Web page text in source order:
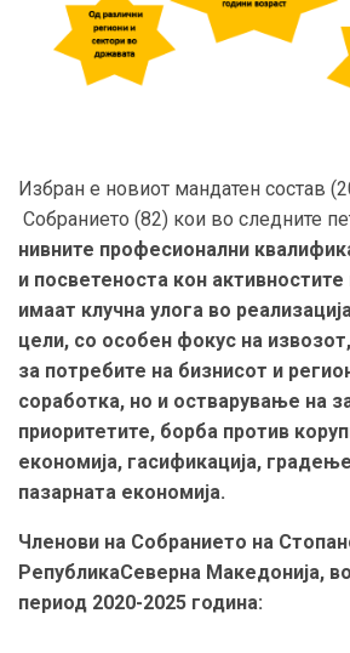
Избран е новиот мандатен состав
Собранието (82) кои во следните
нивните професионални
и посветеноста кон
имаат клучна улога во
цели, со особен фокус на
за потребите на бизнисот и
соработка, но и остварување на
приоритетите, борба против
економија, гасификација,
пазарната економија.
Членови на Собранието на
РепубликаСеверна Македонија,
период 2020-2025 година: